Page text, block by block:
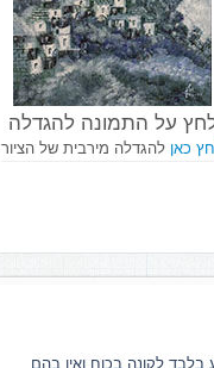
על התמונה להגדלה
כאן להגדלה מירבית של הציור
בלבד לקונה בכוח ואין בהם